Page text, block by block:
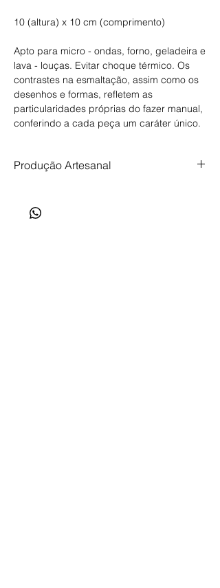
10 (altura) x 10 cm (comprimento)
Apto para micro - ondas, forno, geladeira e
lava - louças. Evitar choque térmico. Os
contrastes na esmaltação, assim como os
desenhos e formas, refletem as
particularidades próprias do fazer manual,
conferindo a cada peça um caráter único.
Produção Artesanal
cuidado e intenção. Prazo de produção de
até 35 dias.